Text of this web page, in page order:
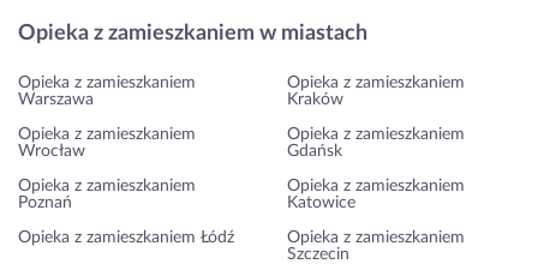
Opieka z zamieszkaniem w miastach
Opieka z zamieszkaniem
Warszawa
Opieka z zamieszkaniem
Kraków
Opieka z zamieszkaniem
Wrocław
Opieka z zamieszkaniem
Gdańsk
Opieka z zamieszkaniem
Poznań
Opieka z zamieszkaniem
Katowice
Opieka z zamieszkaniem Łódź
Opieka z zamieszkaniem
Szczecin